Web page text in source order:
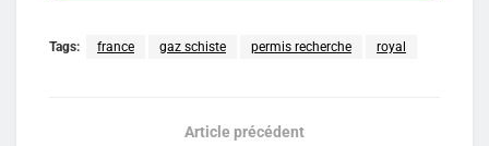
Tags: france gaz schiste permis recherche royal
Article précédent